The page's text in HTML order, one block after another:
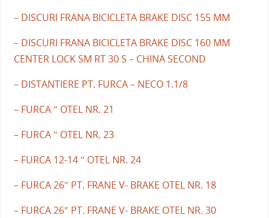
– DISCURI FRANA BICICLETA BRAKE DISC 155 MM
– DISCURI FRANA BICICLETA BRAKE DISC 160 MM
CENTER LOCK SM RT 30 S – CHINA SECOND
– DISTANTIERE PT. FURCA – NECO 1.1/8
– FURCA ″ OTEL NR. 21
– FURCA ″ OTEL NR. 23
– FURCA 12-14 ″ OTEL NR. 24
– FURCA 26″ PT. FRANE V- BRAKE OTEL NR. 18
– FURCA 26″ PT. FRANE V- BRAKE OTEL NR. 30